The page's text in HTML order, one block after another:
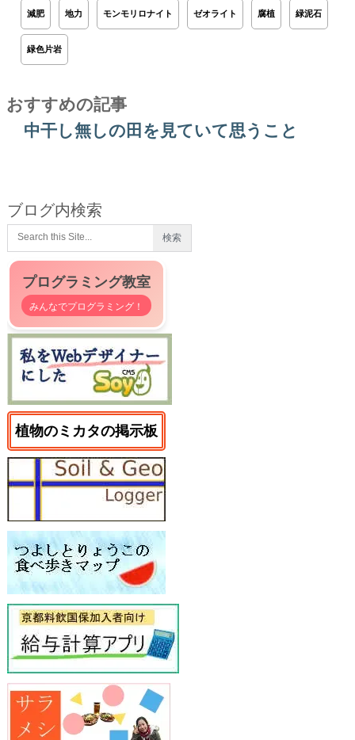
減肥 地力 モンモリロナイト ゼオライト 腐植 緑泥石
緑色片岩
おすすめの記事
中干し無しの田を見ていて思うこと
ブログ内検索
プログラミング教室
みんなでプログラミング！
植物のミカタの掲示板